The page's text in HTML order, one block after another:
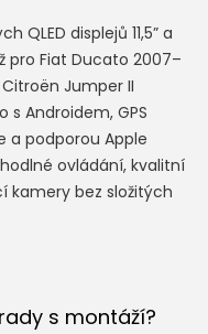
QLED displejů 11,5” a
pro Fiat Ducato 2007–
Citroën Jumper II
s Androidem, GPS
a podporou Apple
ovládání, kvalitní
kamery bez složitých
s montáží?